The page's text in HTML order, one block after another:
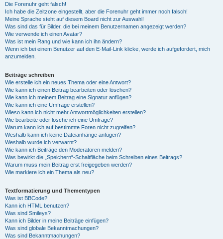
Die Forenuhr geht falsch!
Ich habe die Zeitzone eingestellt, aber die Forenuhr geht immer noch falsch!
Meine Sprache steht auf diesem Board nicht zur Auswahl!
Was sind das für Bilder, die bei meinem Benutzernamen angezeigt werden?
Wie verwende ich einen Avatar?
Was ist mein Rang und wie kann ich ihn ändern?
Wenn ich bei einem Benutzer auf den E-Mail-Link klicke, werde ich aufgefordert, mich
anzumelden.
Beiträge schreiben
Wie erstelle ich ein neues Thema oder eine Antwort?
Wie kann ich einen Beitrag bearbeiten oder löschen?
Wie kann ich meinem Beitrag eine Signatur anfügen?
Wie kann ich eine Umfrage erstellen?
Wieso kann ich nicht mehr Antwortmöglichkeiten erstellen?
Wie bearbeite oder lösche ich eine Umfrage?
Warum kann ich auf bestimmte Foren nicht zugreifen?
Weshalb kann ich keine Dateianhänge anfügen?
Weshalb wurde ich verwarnt?
Wie kann ich Beiträge den Moderatoren melden?
Was bewirkt die „Speichern“-Schaltfläche beim Schreiben eines Beitrags?
Warum muss mein Beitrag erst freigegeben werden?
Wie markiere ich ein Thema als neu?
Textformatierung und Thementypen
Was ist BBCode?
Kann ich HTML benutzen?
Was sind Smileys?
Kann ich Bilder in meine Beiträge einfügen?
Was sind globale Bekanntmachungen?
Was sind Bekanntmachungen?